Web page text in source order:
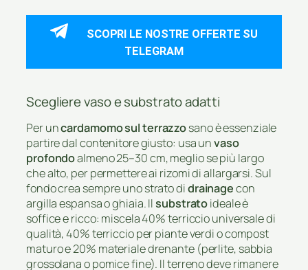
SCOPRI LE NOSTRE OFFERTE SU
TELEGRAM
Scegliere vaso e substrato adatti
Per uncardamomo sul terrazzosano è essenziale
partire dal contenitore giusto: usa unvaso
profondoalmeno 25–30 cm, meglio se più largo
che alto, per permettere ai rizomi di allargarsi. Sul
fondo crea sempre uno strato didrainagecon
argilla espansa o ghiaia. Ilsubstratoideale è
soffice e ricco: miscela 40% terriccio universale di
qualità, 40% terriccio per piante verdi o compost
maturo e 20% materiale drenante (perlite, sabbia
grossolana o pomice fine). Il terreno deve rimanere